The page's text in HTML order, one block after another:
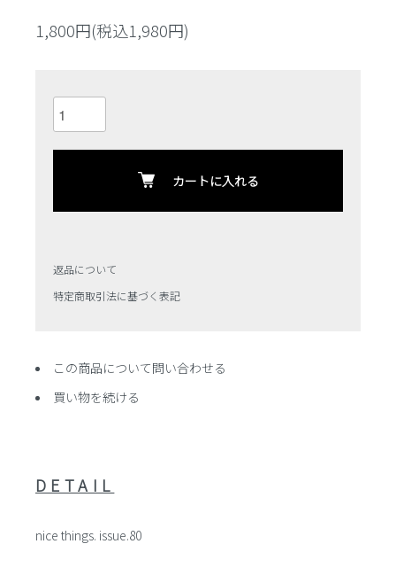
1,800円(税込1,980円)
カートに入れる
返品について
特定商取引法に基づく表記
この商品について問い合わせる
買い物を続ける
DETAIL
nice things. issue.80